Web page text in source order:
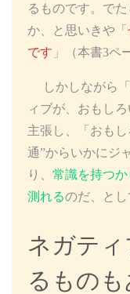
るものです。で
か、と思いきや「
です 」（本書3ペ
しかしながら「
ィブが、おもし
主張し、「おも
通”からいかにジ
り、 常識を持つ
測れるのだ、とし
ネガティ
るものも